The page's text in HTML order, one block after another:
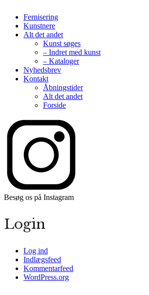
Fernisering
Kunstnere
Alt det andet
Kunst søges
– Indret med kunst
– Kataloger
Nyhedsbrev
Kontakt
Åbningstider
Alt det andet
Forside
Besøg os på Instagram
Login
Log ind
Indlægsfeed
Kommentarfeed
WordPress.org